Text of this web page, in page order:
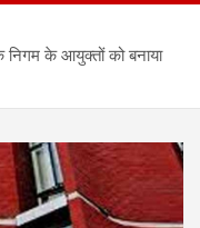
निगम के आयुक्तों को बनाया